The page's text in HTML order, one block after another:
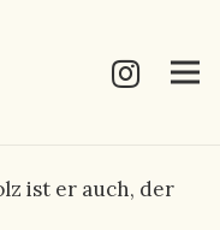
ist er auch, der